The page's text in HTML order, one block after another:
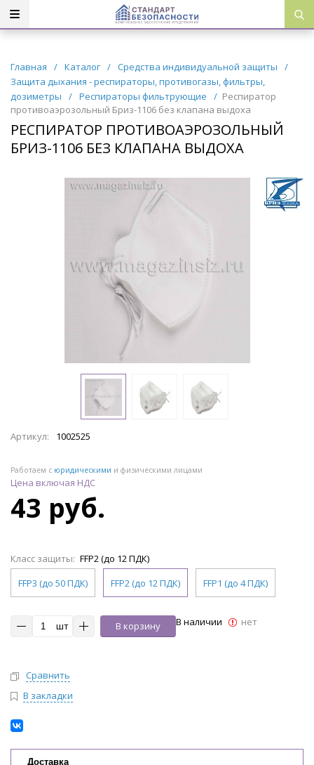
Главная / Каталог / Средства индивидуальной защиты
/
Защита дыхания - респираторы, противогазы, фильтры,
дозиметры
/ Респираторы фильтрующие / Респиратор
противоаэрозольный Бриз-1106 без клапана выдоха
РЕСПИРАТОР ПРОТИВОАЭРОЗОЛЬНЫЙ
БРИЗ-1106 БЕЗ КЛАПАНА ВЫДОХА
Артикул: 1002525
Работаем с юридическими и физическими лицами
Цена включая НДС
43 руб.
Класс защиты: FFP2 (до 12 ПДК)
FFP3 (до 50 ПДК)
FFP2 (до 12 ПДК) FFP1 (до 4 ПДК)
шт В корзину В наличии нет
Сравнить
В закладки
Доставка